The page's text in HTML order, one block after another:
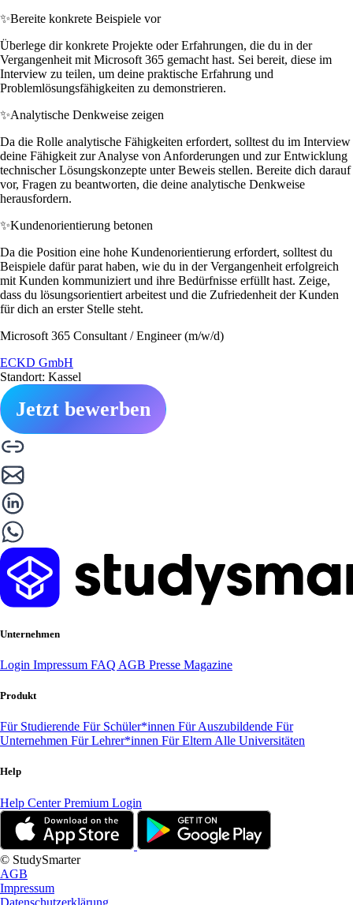
✨Bereite konkrete Beispiele vor
Überlege dir konkrete Projekte oder Erfahrungen, die du in der
Vergangenheit mit Microsoft 365 gemacht hast. Sei bereit, diese im
Interview zu teilen, um deine praktische Erfahrung und
Problemlösungsfähigkeiten zu demonstrieren.
✨Analytische Denkweise zeigen
Da die Rolle analytische Fähigkeiten erfordert, solltest du im Interview
deine Fähigkeit zur Analyse von Anforderungen und zur Entwicklung
technischer Lösungskonzepte unter Beweis stellen. Bereite dich darauf
vor, Fragen zu beantworten, die deine analytische Denkweise
herausfordern.
✨Kundenorientierung betonen
Da die Position eine hohe Kundenorientierung erfordert, solltest du
Beispiele dafür parat haben, wie du in der Vergangenheit erfolgreich
mit Kunden kommuniziert und ihre Bedürfnisse erfüllt hast. Zeige,
dass du lösungsorientiert arbeitest und die Zufriedenheit der Kunden
für dich an erster Stelle steht.
Microsoft 365 Consultant / Engineer (m/w/d)
ECKD GmbH
Standort: Kassel
Jetzt bewerben
Unternehmen
Login Impressum FAQ AGB Presse Magazine
Produkt
Für Studierende Für Schüler*innen Für Auszubildende Für
Unternehmen Für Lehrer*innen Für Eltern Alle Universitäten
Help
Help CenterPremium Login
© StudySmarter
AGB
Impressum
Datenschutzerklärung